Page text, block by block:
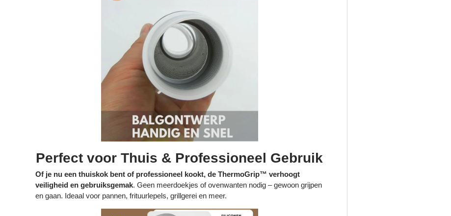
Perfect voor Thuis & Professioneel Gebruik
Of je nu een thuiskok bent of professioneel kookt, de ThermoGrip™ verhoogt
veiligheid en gebruiksgemak. Geen meerdoekjes of ovenwanten nodig – gewoon grijpen
en gaan. Ideaal voor pannen, frituurlepels, grillgerei en meer.